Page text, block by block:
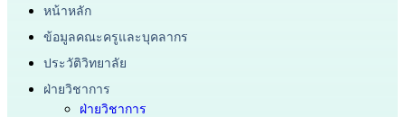
หน้าหลัก
ข้อมูลคณะครูและบุคลากร
ประวัติวิทยาลัย
ฝ่ายวิชาการ
ฝ่ายวิชาการ